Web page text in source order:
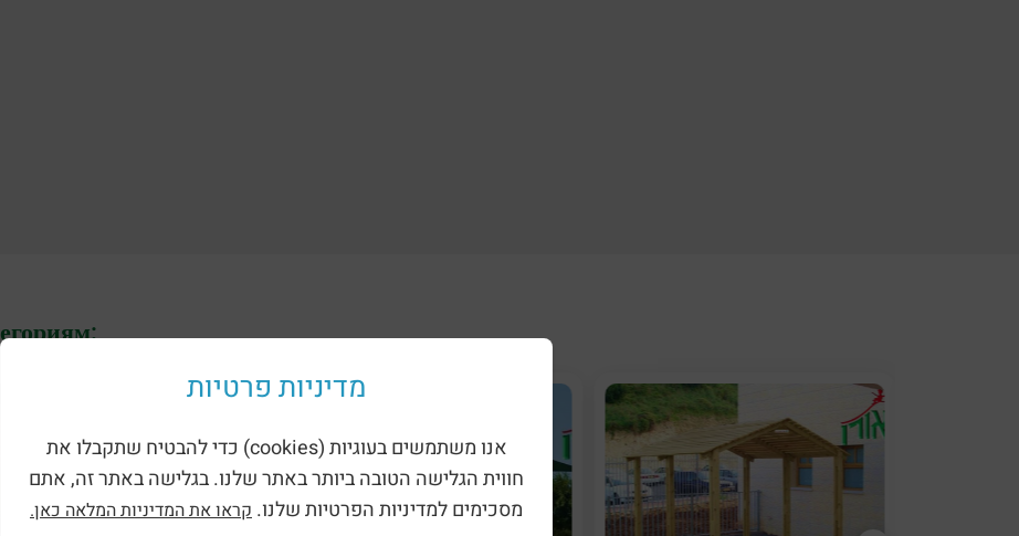
מדיניות פרטיות
אנו משתמשים בעוגיות (cookies) כדי להבטיח שתקבלו את
חווית הגלישה הטובה ביותר באתר שלנו. בגלישה באתר זה, אתם
מסכימים למדיניות הפרטיות שלנו. קראו את המדיניות המלאה כאן.